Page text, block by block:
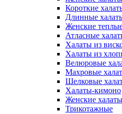
Короткие
Длинные
Женские
Атласные
Халаты из
Халаты из
Велюровые
Махровые
Шелковые
Халаты-кимоно
Женские
Трикотажные